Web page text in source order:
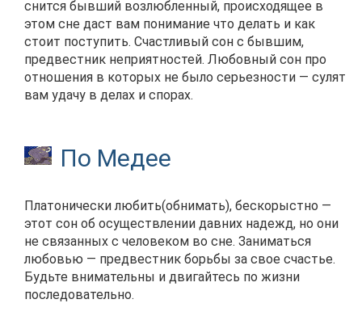
снится бывший возлюбленный, происходящее в
этом сне даст вам понимание что делать и как
стоит поступить. Счастливый сон с бывшим,
предвестник неприятностей. Любовный сон про
отношения в которых не было серьезности — сулят
вам удачу в делах и спорах.
По Медее
Платонически любить(обнимать), бескорыстно —
этот сон об осуществлении давних надежд, но они
не связанных с человеком во сне. Заниматься
любовью — предвестник борьбы за свое счастье.
Будьте внимательны и двигайтесь по жизни
последовательно.